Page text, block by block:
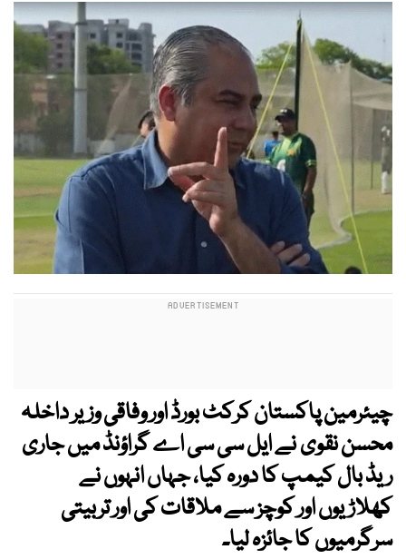
چیئرمین پاکستان کرکٹ بورڈ اور وفاقی وزیر داخلہ
محسن نقوی نے ایل سی سی اے گراؤنڈ میں جاری
ریڈ بال کیمپ کا دورہ کیا، جہاں انہوں نے
کھلاڑیوں اور کوچز سے ملاقات کی اور تربیتی
سرگرمیوں کا جائزہ لیا۔